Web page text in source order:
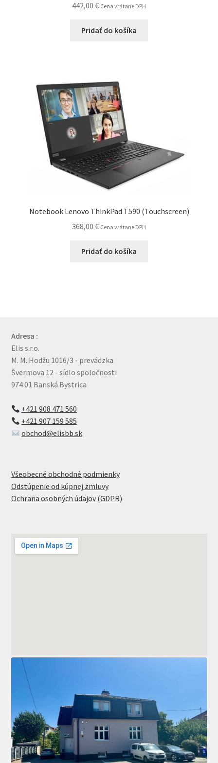
442,00 € Cena vrátane DPH
Pridať do košíka
Notebook Lenovo ThinkPad T590 (Touchscreen)
368,00 € Cena vrátane DPH
Pridať do košíka
Adresa :
Elis s.r.o.
M. M. Hodžu 1016/3 - prevádzka
Švermova 12 - sídlo spoločnosti
974 01 Banská Bystrica
+421 908 471 560
+421 907 159 585
obchod@elisbb.sk
Všeobecné obchodné podmienky
Odstúpenie od kúpnej zmluvy
Ochrana osobných údajov (GDPR)